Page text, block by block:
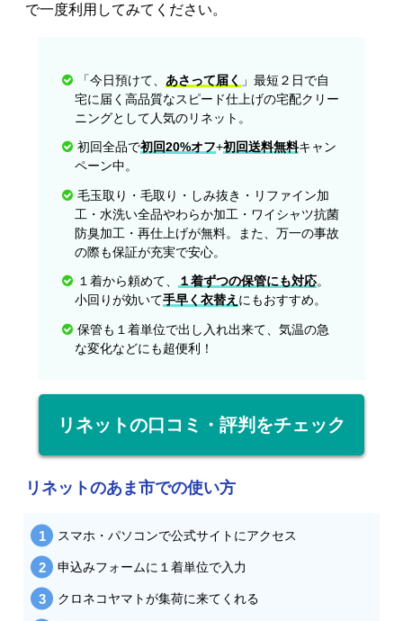
で一度利用してみてください。
「今日預けて、 あさって届く 」最短２日で自
宅に届く高品質なスピード仕上げの宅配クリー
ニングとして人気のリネット。
初回全品で初回20%オフ+初回送料無料キャン
ペーン中。
毛玉取り・毛取り・しみ抜き・リファイン加
工・水洗い全品やわらか加工・ワイシャツ抗菌
防臭加工・再仕上げが無料。また、万一の事故
の際も保証が充実で安心。
１着から頼めて、 １着ずつの保管にも対応。
小回りが効いて手早く衣替え にもおすすめ。
保管も１着単位で出し入れ出来て、気温の急
な変化などにも超便利！
リネットの口コミ・評判をチェック
リネットのあま市での使い方
スマホ・パソコンで公式サイトにアクセス
申込みフォームに１着単位で入力
クロネコヤマトが集荷に来てくれる